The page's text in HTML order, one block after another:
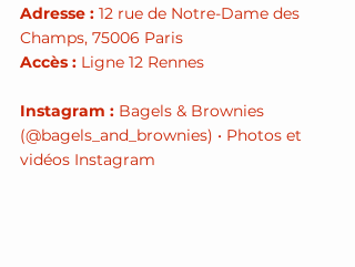
Adresse : 12 rue de Notre-Dame des
Champs, 75006 Paris
Accès : Ligne 12 Rennes
Instagram : Bagels & Brownies
(@bagels_and_brownies) • Photos et
vidéos Instagram